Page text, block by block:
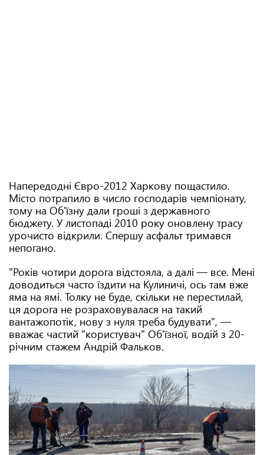
Напередодні Євро-2012 Харкову пощастило.
Місто потрапило в число господарів чемпіонату,
тому на Об'їзну дали гроші з державного
бюджету. У листопаді 2010 року оновлену трасу
урочисто відкрили. Спершу асфальт тримався
непогано.
"Років чотири дорога відстояла, а далі — все. Мені
доводиться часто їздити на Кулиничі, ось там вже
яма на ямі. Толку не буде, скільки не перестилай,
ця дорога не розраховувалася на такий
вантажопотік, нову з нуля треба будувати", —
вважає частий "користувач" Об'їзної, водій з 20-
річним стажем Андрій Фальков.